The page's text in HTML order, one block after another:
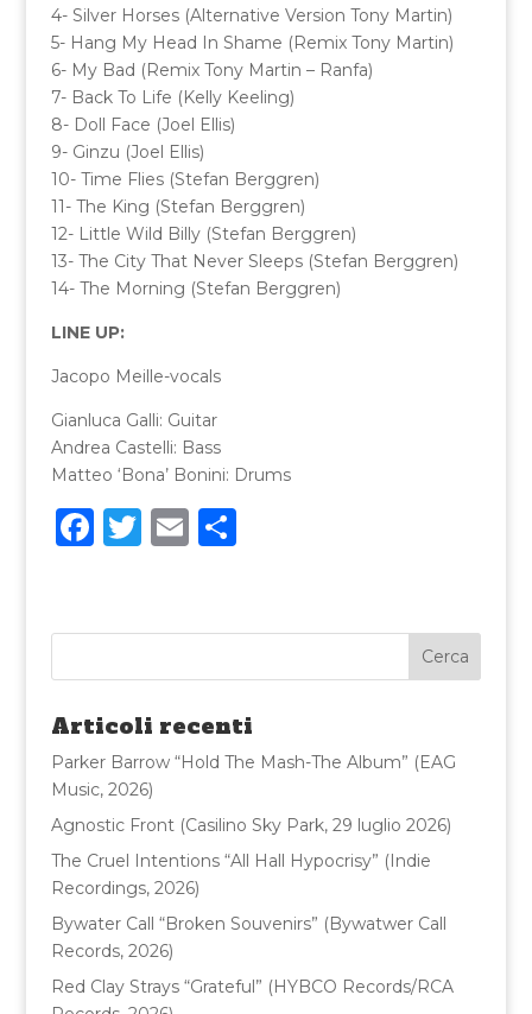
4- Silver Horses (Alternative Version Tony Martin)
5- Hang My Head In Shame (Remix Tony Martin)
6- My Bad (Remix Tony Martin – Ranfa)
7- Back To Life (Kelly Keeling)
8- Doll Face (Joel Ellis)
9- Ginzu (Joel Ellis)
10- Time Flies (Stefan Berggren)
11- The King (Stefan Berggren)
12- Little Wild Billy (Stefan Berggren)
13- The City That Never Sleeps (Stefan Berggren)
14- The Morning (Stefan Berggren)
LINE UP:
Jacopo Meille-vocals
Gianluca Galli: Guitar
Andrea Castelli: Bass
Matteo ‘Bona’ Bonini: Drums
F
e
b
o
o
k
T
te
r
E
l
C
di
vi
di
Articoli recenti
Parker Barrow “Hold The Mash-The Album” (EAG
Music, 2026)
Agnostic Front (Casilino Sky Park, 29 luglio 2026)
The Cruel Intentions “All Hall Hypocrisy” (Indie
Recordings, 2026)
Bywater Call “Broken Souvenirs” (Bywatwer Call
Records, 2026)
Red Clay Strays “Grateful” (HYBCO Records/RCA